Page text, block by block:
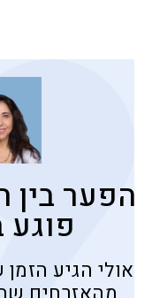
הפער בין
פוגע
אולי הגיע